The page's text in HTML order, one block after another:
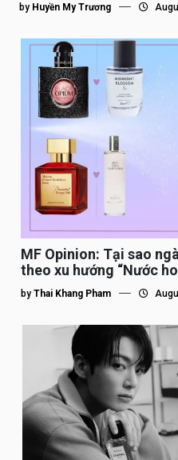
by Huyền My Trương
MF Opinion: Tại sao
theo xu hướng “Nước
by Thai Khang Pham